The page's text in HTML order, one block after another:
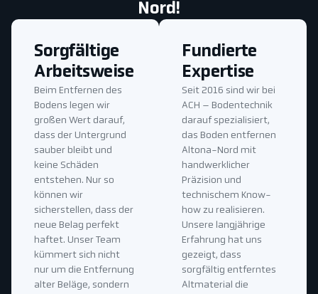
Nord!
Fundierte
Expertise
Seit 2016 sind wir bei
ACH – Bodentechnik
darauf spezialisiert,
das Boden entfernen
Altona-Nord mit
handwerklicher
Präzision und
technischem Know-
how zu realisieren.
Unsere langjährige
Erfahrung hat uns
gezeigt, dass
sorgfältig entferntes
Altmaterial die
Sorgfältige
Arbeitsweise
Beim Entfernen des
Bodens legen wir
großen Wert darauf,
dass der Untergrund
sauber bleibt und
keine Schäden
entstehen. Nur so
können wir
sicherstellen, dass der
neue Belag perfekt
haftet. Unser Team
kümmert sich nicht
nur um die Entfernung
alter Beläge, sondern